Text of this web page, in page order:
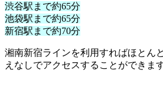
渋谷駅まで約65分
池袋駅まで約65分
新宿駅まで約70分
湘南新宿ラインを利用すればほとん
えなしでアクセスすることができま